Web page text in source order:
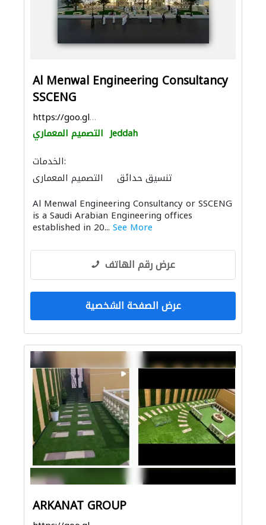
Al Menwal Engineering Consultancy
SSCENG
https://goo.gl/maps/HchGpmBFVTphMNQd9
التصميم المعماري Jeddah
الخدمات:
التصميم المعماري
تنسيق حدائق
استشارات بيئية أنظمة الاتصالات
مقاولون لمكافحة الحريق صيانة المباني
الإنارة الديكور الداخلي
Al Menwal Engineering Consultancy or SSCENG
is a Saudi Arabian Engineering offices
established in 20... See More
عرض رقم الهاتف
عرض الصفحة الشخصية
ARKANAT GROUP